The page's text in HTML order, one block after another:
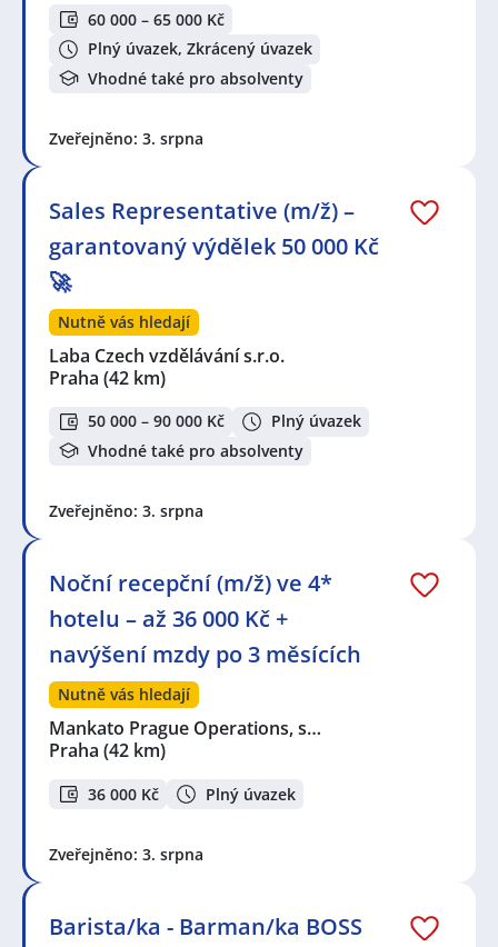
60 000 – 65 000 Kč
Plný úvazek, Zkrácený úvazek
Vhodné také pro absolventy
Zveřejněno: 3. srpna
Sales Representative (m/ž) –
garantovaný výdělek 50 000 Kč
🚀
Nutně vás hledají
Laba Czech vzdělávání s.r.o.
Praha (42 km)
50 000 – 90 000 Kč
Plný úvazek
Vhodné také pro absolventy
Zveřejněno: 3. srpna
Noční recepční (m/ž) ve 4*
hotelu – až 36 000 Kč +
navýšení mzdy po 3 měsících
Nutně vás hledají
Mankato Prague Operations, s…
Praha (42 km)
36 000 Kč Plný úvazek
Zveřejněno: 3. srpna
Barista/ka - Barman/ka BOSS